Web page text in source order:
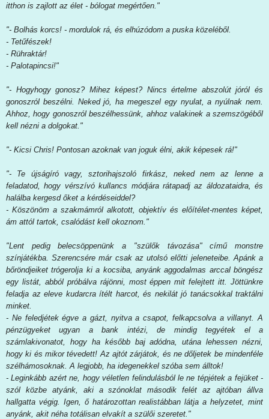
itthon is zajlott az élet - bólogat megértően."
"- Bolhás korcs! - mordulok rá, és elhúzódom a puska közeléből.
- Tetűfészek!
- Rühraktár!
- Palotapincsi!"
"- Hogyhogy gonosz? Mihez képest? Nincs értelme abszolút jóról és
gonoszról beszélni. Neked jó, ha megeszel egy nyulat, a nyúlnak nem.
Ahhoz, hogy gonoszról beszélhessünk, ahhoz valakinek a szemszögéből
kell nézni a dolgokat."
"- Kicsi Chris! Pontosan azoknak van joguk élni, akik képesek rá!"
"- Te újságíró vagy, sztorihajszoló firkász, neked nem az lenne a
feladatod, hogy vérszívó kullancs módjára rátapadj az áldozataidra, és
halálba kergesd őket a kérdéseiddel?
- Köszönöm a szakmámról alkotott, objektív és előítélet-mentes képet,
ám attól tartok, csalódást kell okoznom."
"Lent pedig belecsöppenünk a "szülők távozása" című monstre
színjátékba. Szerencsére már csak az utolsó előtti jeleneteibe. Apánk a
bőröndjeiket trógerolja ki a kocsiba, anyánk aggodalmas arccal böngész
egy listát, abból próbálva rájönni, most éppen mit felejtett itt. Jöttünkre
feladja az eleve kudarcra ítélt harcot, és nekilát jó tanácsokkal traktálni
minket.
- Ne feledjétek égve a gázt, nyitva a csapot, felkapcsolva a villanyt. A
pénzügyeket ugyan a bank intézi, de mindig tegyétek el a
számlakivonatot, hogy ha később baj adódna, utána lehessen nézni,
hogy ki és mikor tévedett! Az ajtót zárjátok, és ne dőljetek be mindenféle
szélhámosoknak. A legjobb, ha idegenekkel szóba sem álltok!
- Leginkább azért ne, hogy véletlen felindulásból le ne tépjétek a fejüket -
szól közbe atyánk, aki a szónoklat második felét az ajtóban állva
hallgatta végig. Igen, ő határozottan realistábban látja a helyzetet, mint
anyánk, akit néha totálisan elvakít a szülői szeretet."